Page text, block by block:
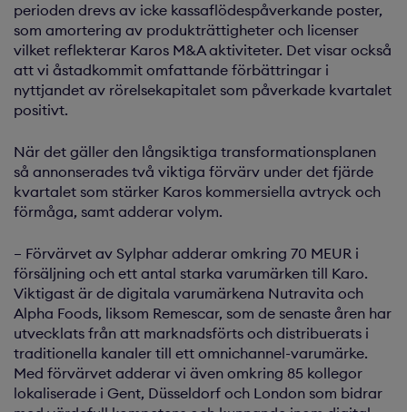
perioden drevs av icke kassaflödespåverkande poster,
som amortering av produkträttigheter och licenser
vilket reflekterar Karos M&A aktiviteter. Det visar också
att vi åstadkommit omfattande förbättringar i
nyttjandet av rörelsekapitalet som påverkade kvartalet
positivt.
När det gäller den långsiktiga transformationsplanen
så annonserades två viktiga förvärv under det fjärde
kvartalet som stärker Karos kommersiella avtryck och
förmåga, samt adderar volym.
– Förvärvet av Sylphar adderar omkring 70 MEUR i
försäljning och ett antal starka varumärken till Karo.
Viktigast är de digitala varumärkena Nutravita och
Alpha Foods, liksom Remescar, som de senaste åren har
utvecklats från att marknadsförts och distribuerats i
traditionella kanaler till ett omnichannel-varumärke.
Med förvärvet adderar vi även omkring 85 kollegor
lokaliserade i Gent, Düsseldorf och London som bidrar